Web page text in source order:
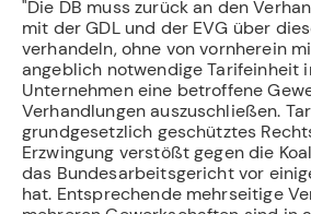
"Die DB muss zurück an den
mit der GDL und der EVG über
verhandeln, ohne von vornherein
angeblich notwendige Tarifeinheit
Unternehmen eine betroffene
Verhandlungen auszuschließen.
grundgesetzlich geschütztes
Erzwingung verstößt gegen die
das Bundesarbeitsgericht vor
hat. Entsprechende mehrseitige